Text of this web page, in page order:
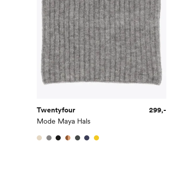
Twentyfour
Mode Maya Hals
299,-